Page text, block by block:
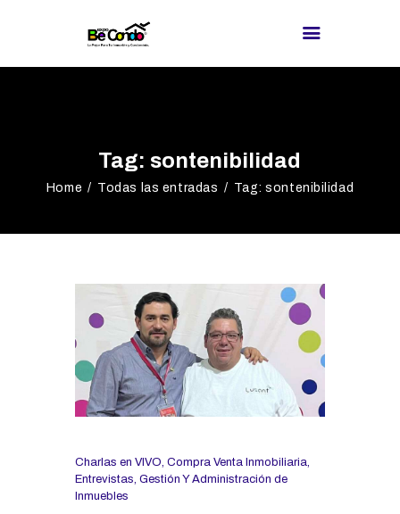
Tag: sontenibilidad
Home Todas las entradas Tag: sontenibilidad
PROVEEDORES
¿BUSCAS
BLOG
REDES
Charlas en VIVO, Compra Venta Inmobiliaria,
Entrevistas, Gestión Y Administración de
Inmuebles